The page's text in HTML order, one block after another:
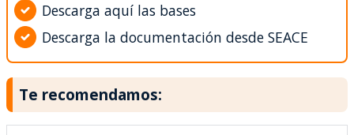
Descarga aquí las bases
Descarga la documentación desde SEACE
Te recomendamos: